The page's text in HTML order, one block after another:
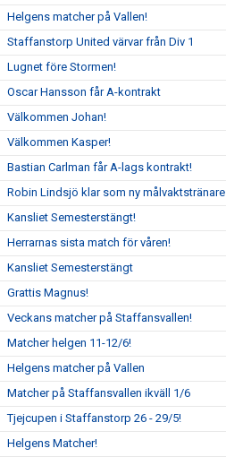
Helgens matcher på Vallen!
Staffanstorp United värvar från Div 1
Lugnet före Stormen!
Oscar Hansson får A-kontrakt
Välkommen Johan!
Välkommen Kasper!
Bastian Carlman får A-lags kontrakt!
Robin Lindsjö klar som ny målvaktstränare
Kansliet Semesterstängt!
Herrarnas sista match för våren!
Kansliet Semesterstängt
Grattis Magnus!
Veckans matcher på Staffansvallen!
Matcher helgen 11-12/6!
Helgens matcher på Vallen
Matcher på Staffansvallen ikväll 1/6
Tjejcupen i Staffanstorp 26 - 29/5!
Helgens Matcher!